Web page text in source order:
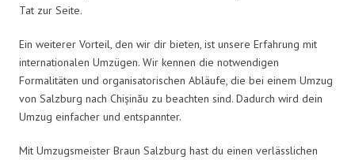
Tat zur Seite.
Ein weiterer Vorteil, den wir dir bieten, ist unsere Erfahrung mit
internationalen Umzügen. Wir kennen die notwendigen
Formalitäten und organisatorischen Abläufe, die bei einem Umzug
von Salzburg nach Chișinău zu beachten sind. Dadurch wird dein
Umzug einfacher und entspannter.
Mit Umzugsmeister Braun Salzburg hast du einen verlässlichen